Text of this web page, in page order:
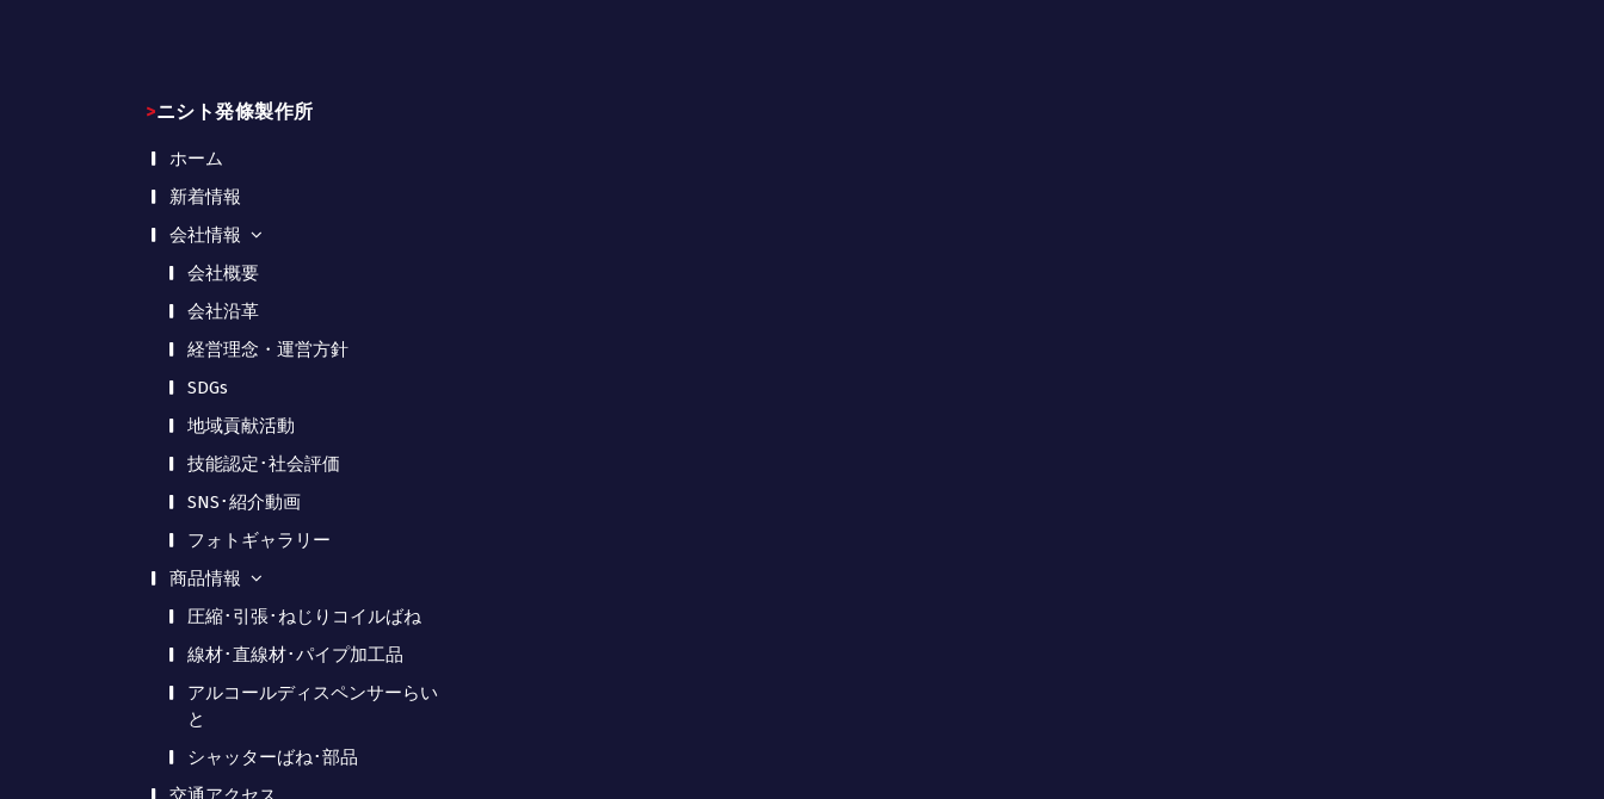
>ニシト発條製作所
ホーム
新着情報
会社情報
会社概要
会社沿革
経営理念・運営方針
SDGs
地域貢献活動
技能認定･社会評価
SNS･紹介動画
フォトギャラリー
商品情報
圧縮･引張･ねじりコイルばね
線材･直線材･パイプ加工品
アルコールディスペンサーらい
と
シャッターばね･部品